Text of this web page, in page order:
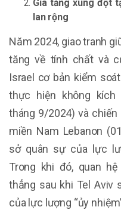
Gia tăng xung đột
lan rộng
Năm 2024, giao tranh
tăng về tính chất và
Israel cơ bản kiểm
thực hiện không kích
tháng 9/2024) và chiến
miền Nam Lebanon
sở quân sự của lực
Trong khi đó, quan
thẳng sau khi Tel Aviv
của lực lượng “ủy